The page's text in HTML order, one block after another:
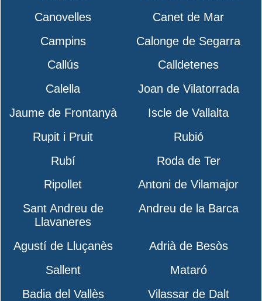
Canovelles
Canet de Mar
Campins
Calonge de Segarra
Callús
Calldetenes
Calella
Joan de Vilatorrada
Jaume de Frontanyà
Iscle de Vallalta
Rupit i Pruit
Rubió
Rubí
Roda de Ter
Ripollet
Antoni de Vilamajor
Sant Andreu de
Llavaneres
Andreu de la Barca
Agustí de Lluçanès
Adrià de Besòs
Sallent
Mataró
Badia del Vallès
Vilassar de Dalt